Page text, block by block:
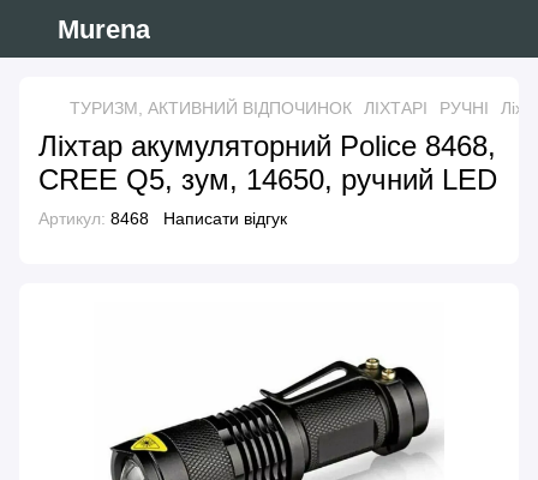
Murena
ТУРИЗМ, АКТИВНИЙ ВІДПОЧИНОК ЛІХТАРІ РУЧНІ
Ліхтар акумуляторний Police 8468,
CREE Q5, зум, 14650, ручний LED
Артикул: 8468 Написати відгук